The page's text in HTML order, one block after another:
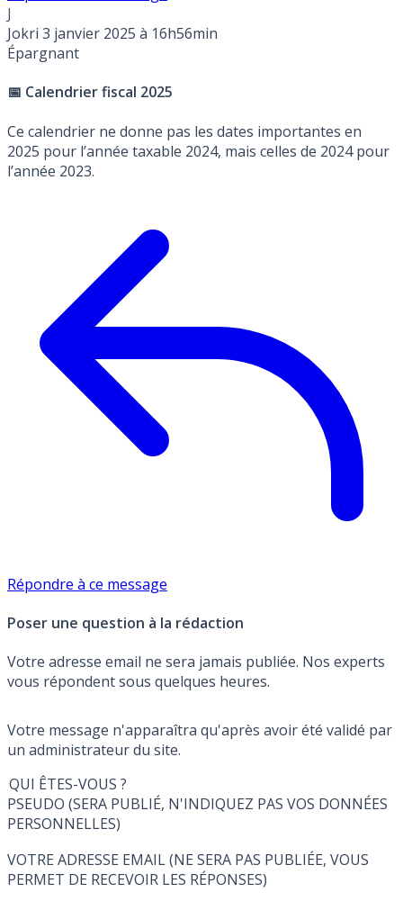
J
Jokri 3 janvier 2025 à 16h56min
Épargnant
📅 Calendrier fiscal 2025
Ce calendrier ne donne pas les dates importantes en
2025 pour l’année taxable 2024, mais celles de 2024 pour
l’année 2023.
Répondre à ce message
Poser une question à la rédaction
Votre adresse email ne sera jamais publiée. Nos experts
vous répondent sous quelques heures.
Votre message n'apparaîtra qu'après avoir été validé par
un administrateur du site.
QUI ÊTES-VOUS ?
PSEUDO (SERA PUBLIÉ, N'INDIQUEZ PAS VOS DONNÉES
PERSONNELLES)
VOTRE ADRESSE EMAIL (NE SERA PAS PUBLIÉE, VOUS
PERMET DE RECEVOIR LES RÉPONSES)